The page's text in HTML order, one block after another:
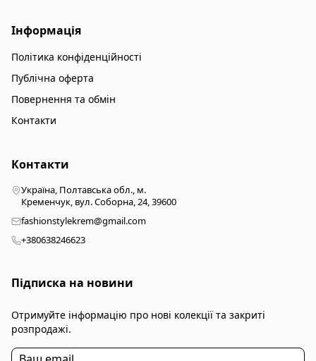
Інформація
Політика конфіденційності
Публічна оферта
Повернення та обмін
Контакти
Контакти
Україна, Полтавська обл., м.
Кременчук, вул. Соборна, 24, 39600
fashionstylekrem@gmail.com
+380638246623
Підписка на новини
Отримуйте інформацію про нові колекції та закриті
розпродажі.